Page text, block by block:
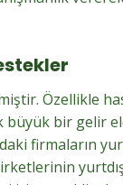
Özellikle
bir gelir
firmaların